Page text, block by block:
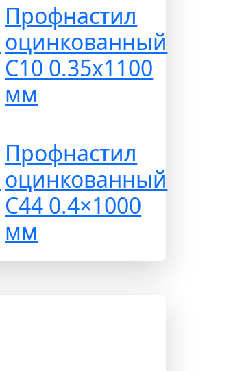
Профнастил
оцинкованный
С10 0.35х1100
мм
Профнастил
оцинкованный
С44 0.4×1000
мм